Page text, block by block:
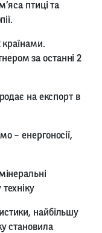
птиці та
країнами.
за останні 2
на експорт в
– енергоносії,
найбільшу
становила